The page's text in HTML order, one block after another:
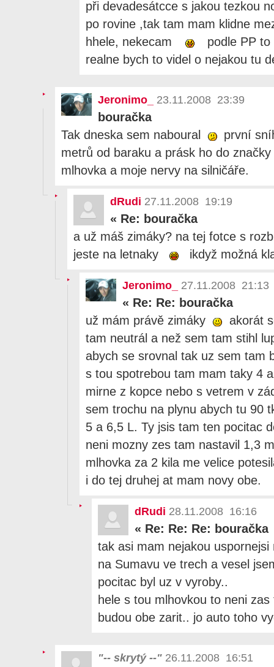
při devadesátcce s jakou tezkou
po rovine ,tak tam mam klidne
hhele, nekecam
podle PP
realne bych to videl o nejakou tu
Jeronimo_ 23.11.2008 23:39
bouračka
Tak dneska sem naboural
první
metrů od baraku a prásk ho do značky
mlhovka a moje nervy na silničáře.
dRudi 27.11.2008 19:19
« Re: bouračka
a už máš zimáky? na tej fotce s
jeste na letnaky
ikdyž možná
Jeronimo_ 27.11.2008 21:13
« Re: Re: bouračka
už mám právě zimáky
akorát
tam neutrál a než sem tam stihl
abych se srovnal tak uz sem tam
s tou spotrebou tam mam taky 4
mirne z kopce nebo s vetrem v
sem trochu na plynu abych tu 90
5 a 6,5 L. Ty jsis tam ten pocitac
neni mozny zes tam nastavil 1,3
mlhovka za 2 kila me velice
i do tej druhej at mam novy obe.
dRudi 28.11.2008 16:16
« Re: Re: Re: bouračka
tak asi mam nejakou
na Sumavu ve trech a vesel
pocitac byl uz v vyroby..
hele s tou mlhovkou to neni
budou obe zarit.. jo auto toho
"-- skrytý --" 26.11.2008 16:51